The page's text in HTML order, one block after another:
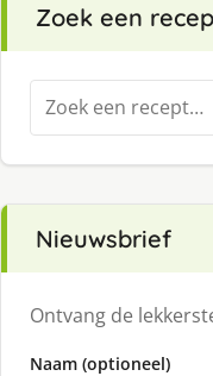
Zoek een
Zoeken
naar:
Nieuwsbrief
Ontvang de
Naam (optioneel)